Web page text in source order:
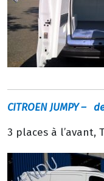
CITROEN JUMPY– de
3 places à l’avant,